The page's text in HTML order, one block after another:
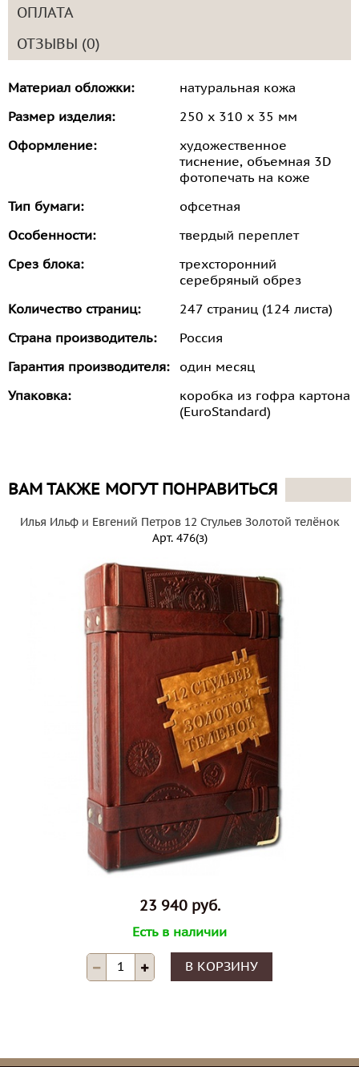
ОПЛАТА
ОТЗЫВЫ (0)
Материал обложки:
натуральная кожа
Размер изделия:
250 х 310 х 35 мм
Оформление:
художественное
тиснение, объемная 3D
фотопечать на коже
Тип бумаги:
офсетная
Особенности:
твердый переплет
Срез блока:
трехсторонний
серебряный обрез
Количество страниц:
247 страниц (124 листа)
Страна производитель:
Россия
Гарантия производителя:
один месяц
Упаковка:
коробка из гофра картона
(EuroStandard)
ВАМ ТАКЖЕ МОГУТ ПОНРАВИТЬСЯ
Илья Ильф и Евгений Петров 12 Стульев Золотой телёнок
Арт.476(з)
23 940 руб.
Есть в наличии
В КОРЗИНУ